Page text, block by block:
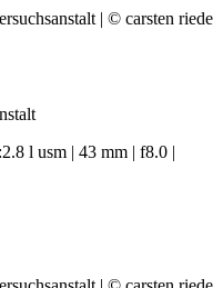
l usm | 43 mm | f8.0 |